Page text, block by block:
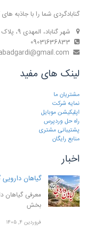
گنابادگردی شما را با جاذبه
شهر گناباد، المهدی 9، پلاک 12
لینک های مفید
مشتریان ما
نمایه شرکت
اپلیکیشن موبایل
راه حل وردپرس
پشتیبانی مشتری
منابع رایگان
اخبار
گیاهان دارویی
معرفی گیاهان
بخش
فروردین ۴, ۱۴۰۵